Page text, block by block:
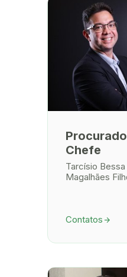
Chefe
Tarcísio
Magalhães
Contatos arrow_forward